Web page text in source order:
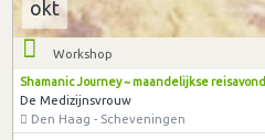
okt
Workshop
Shamanic Journey ~ maandelijkse reisavond
De Medizijnsvrouw
Den Haag - Scheveningen